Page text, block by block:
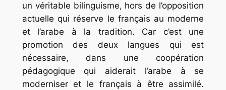
un véritable bilinguisme, hors de l’opposition
actuelle qui réserve le français au moderne
et l’arabe à la tradition. Car c’est une
promotion des deux langues qui est
nécessaire, dans une coopération
pédagogique qui aiderait l’arabe à se
moderniser et le français à être assimilé.